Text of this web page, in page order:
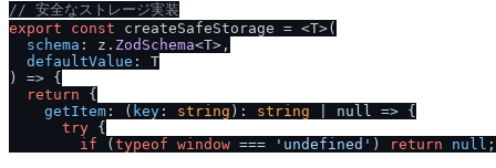
// 安全なストレージ実装
export
const createSafeStorage = <T>(
schema : z. ZodSchema<T>,
defaultValue
) => {
return {
getItem : ( key : string ): string null => {
try {
if ( typeof window === 'undefined' ) return null ;